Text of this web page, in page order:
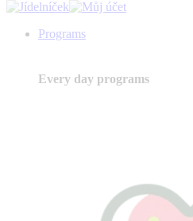
Programs
Every day programs